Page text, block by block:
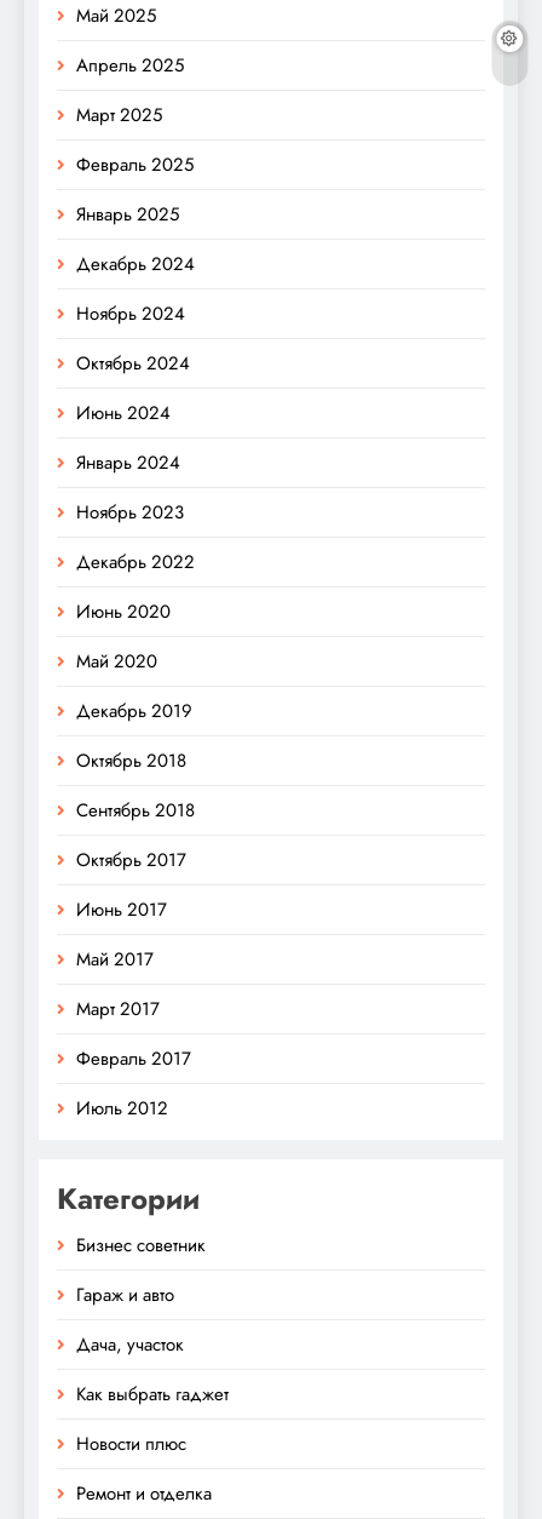
Май 2025
Апрель 2025
Март 2025
Февраль 2025
Январь 2025
Декабрь 2024
Ноябрь 2024
Октябрь 2024
Июнь 2024
Январь 2024
Ноябрь 2023
Декабрь 2022
Июнь 2020
Май 2020
Декабрь 2019
Октябрь 2018
Сентябрь 2018
Октябрь 2017
Июнь 2017
Май 2017
Март 2017
Февраль 2017
Июль 2012
Категории
Бизнес советник
Гараж и авто
Дача, участок
Как выбрать гаджет
Новости плюс
Ремонт и отделка